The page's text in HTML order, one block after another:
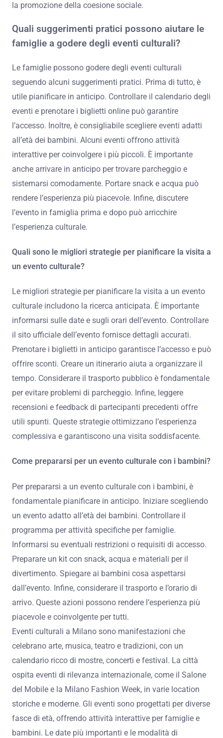
la promozione della coesione sociale.
Quali suggerimenti pratici possono aiutare le
famiglie a godere degli eventi culturali?
Le famiglie possono godere degli eventi culturali
seguendo alcuni suggerimenti pratici. Prima di tutto, è
utile pianificare in anticipo. Controllare il calendario degli
eventi e prenotare i biglietti online può garantire
l’accesso. Inoltre, è consigliabile scegliere eventi adatti
all’età dei bambini. Alcuni eventi offrono attività
interattive per coinvolgere i più piccoli. È importante
anche arrivare in anticipo per trovare parcheggio e
sistemarsi comodamente. Portare snack e acqua può
rendere l’esperienza più piacevole. Infine, discutere
l’evento in famiglia prima e dopo può arricchire
l’esperienza culturale.
Quali sono le migliori strategie per pianificare la visita a
un evento culturale?
Le migliori strategie per pianificare la visita a un evento
culturale includono la ricerca anticipata. È importante
informarsi sulle date e sugli orari dell’evento. Controllare
il sito ufficiale dell’evento fornisce dettagli accurati.
Prenotare i biglietti in anticipo garantisce l’accesso e può
offrire sconti. Creare un itinerario aiuta a organizzare il
tempo. Considerare il trasporto pubblico è fondamentale
per evitare problemi di parcheggio. Infine, leggere
recensioni e feedback di partecipanti precedenti offre
utili spunti. Queste strategie ottimizzano l’esperienza
complessiva e garantiscono una visita soddisfacente.
Come prepararsi per un evento culturale con i bambini?
Per prepararsi a un evento culturale con i bambini, è
fondamentale pianificare in anticipo. Iniziare scegliendo
un evento adatto all’età dei bambini. Controllare il
programma per attività specifiche per famiglie.
Informarsi su eventuali restrizioni o requisiti di accesso.
Preparare un kit con snack, acqua e materiali per il
divertimento. Spiegare ai bambini cosa aspettarsi
dall’evento. Infine, considerare il trasporto e l’orario di
arrivo. Queste azioni possono rendere l’esperienza più
piacevole e coinvolgente per tutti.
Eventi culturali a Milano sono manifestazioni che
celebrano arte, musica, teatro e tradizioni, con un
calendario ricco di mostre, concerti e festival. La città
ospita eventi di rilevanza internazionale, come il Salone
del Mobile e la Milano Fashion Week, in varie location
storiche e moderne. Gli eventi sono progettati per diverse
fasce di età, offrendo attività interattive per famiglie e
bambini. Le date più importanti e le modalità di